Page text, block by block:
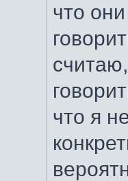
что
что я